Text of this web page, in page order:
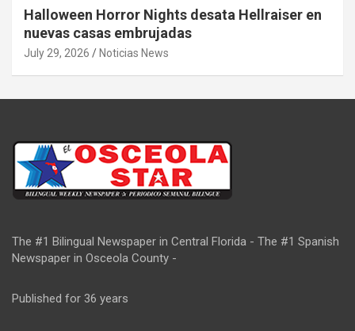
Halloween Horror Nights desata Hellraiser en
nuevas casas embrujadas
July 29, 2026 Noticias News
The #1 Bilingual Newspaper in Central Florida - The #1 Spanish
Newspaper in Osceola County -
Published for 36 years